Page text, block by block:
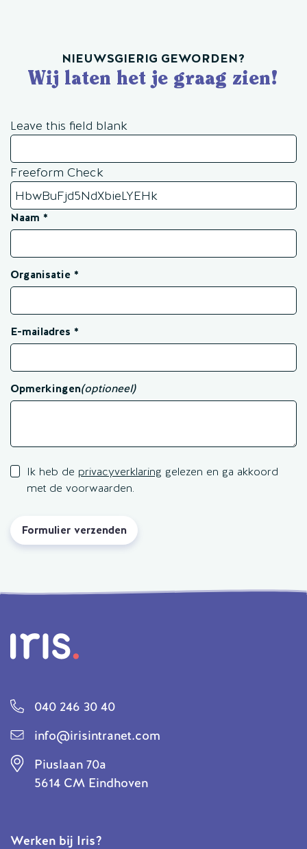
Wij laten het je graag zien!
NIEUWSGIERIG GEWORDEN?
Leave this field blank
Freeform Check
Naam
Organisatie
E-mailadres
Opmerkingen(optioneel)
Ik heb de privacyverklaring gelezen en ga akkoord
met de voorwaarden.
Formulier verzenden
040 246 30 40
info@irisintranet.com
Piuslaan 70a
5614 CM Eindhoven
Werken bij Iris?